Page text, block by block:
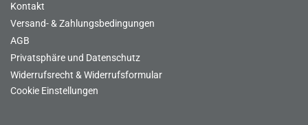
Kontakt
Versand- & Zahlungsbedingungen
AGB
Privatsphäre und Datenschutz
Widerrufsrecht & Widerrufsformular
Cookie Einstellungen